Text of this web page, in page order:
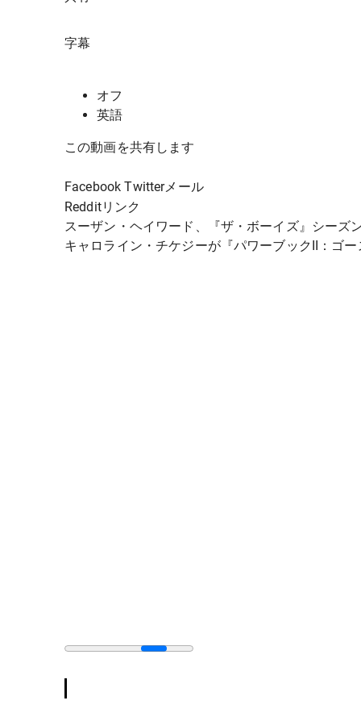
字幕
オフ
英語
この動画を共有します
Facebook Twitterメール
Redditリンク
スーザン・ヘイワード、『ザ・ボーイズ』シーズ
キャロライン・チケジーが『パワーブックII：ゴ